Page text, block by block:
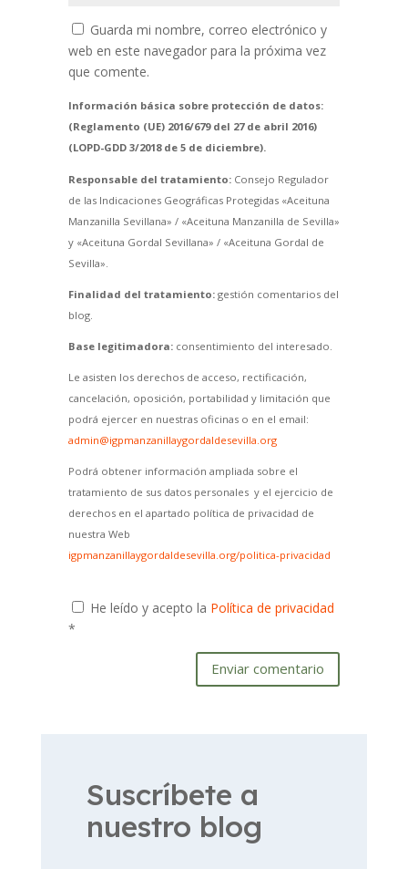
Guarda mi nombre, correo electrónico y
web en este navegador para la próxima vez
que comente.
Información básica sobre protección de datos:
(Reglamento (UE) 2016/679 del 27 de abril 2016)
(LOPD-GDD 3/2018 de 5 de diciembre).
Responsable del tratamiento:Consejo Regulador
de las Indicaciones Geográficas Protegidas «Aceituna
Manzanilla Sevillana» / «Aceituna Manzanilla de Sevilla»
y «Aceituna Gordal Sevillana» / «Aceituna Gordal de
Sevilla».
Finalidad del tratamiento:gestión comentarios del
blog.
Base legitimadora:consentimiento del interesado.
Le asisten los derechos de acceso, rectificación,
cancelación, oposición, portabilidad y limitación que
podrá ejercer en nuestras oficinas o en el email:
admin@igpmanzanillaygordaldesevilla.org
Podrá obtener información ampliada sobre el
tratamiento de sus datos personales y el ejercicio de
derechos en el apartado política de privacidad de
nuestra Web
igpmanzanillaygordaldesevilla.org/politica-privacidad
He leído y acepto la Política de privacidad
*
Enviar comentario
Suscríbete a
nuestro blog